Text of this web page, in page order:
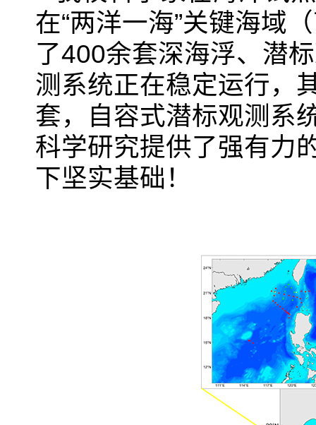
在“两洋一海”关键海域
了400余套深海浮、潜
测系统正在稳定运行，
套，自容式潜标观测系
科学研究提供了强有力
下坚实基础！